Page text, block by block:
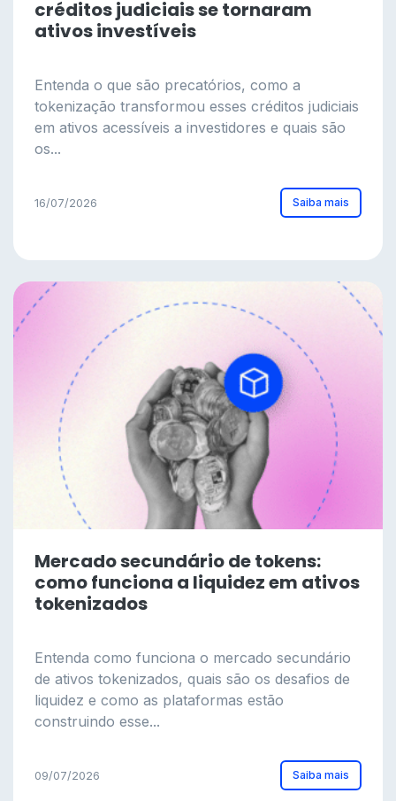
créditos judiciais se tornaram
ativos investíveis
Entenda o que são precatórios, como a
tokenização transformou esses créditos judiciais
em ativos acessíveis a investidores e quais são
os...
16/07/2026 Saiba mais
Mercado secundário de tokens:
como funciona a liquidez em ativos
tokenizados
Entenda como funciona o mercado secundário
de ativos tokenizados, quais são os desafios de
liquidez e como as plataformas estão
construindo esse...
09/07/2026 Saiba mais